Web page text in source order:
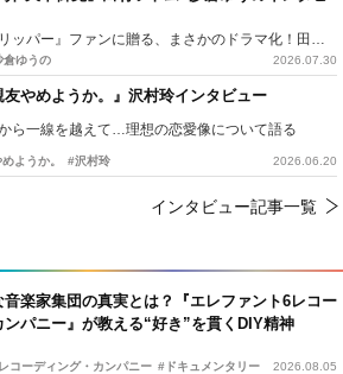
音楽家集団の真実とは？『エレファント6レコー
ンパニー』が教える“好き”を貫くDIY精神
コーディング・カンパニー #ドキュメンタリー 2026.08.05
『侍タイムスリッパー』ファンに贈る、まさかのドラマ化！田村ツトム×沙倉ゆうのが語る『心配無用ノ介』撮影秘話
倉ゆうの 2026.07.30
友やめようか。』沢村玲インタビュー
ら一線を越えて…理想の恋愛像について語る
ようか。 #沢村玲 2026.06.20
インタビュー記事一覧